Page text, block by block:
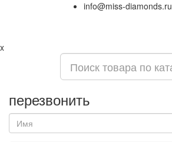
info@miss-diamonds.ru
x
перезвонить